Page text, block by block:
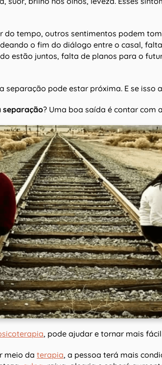
do tempo, outros sentimentos podem
o fim do diálogo entre o casal,
estão juntos, falta de planos para o
separação pode estar próxima. E se isso
separação? Uma boa saída é contar com
, pode ajudar e tornar mais
meio da terapia, a pessoa terá mais